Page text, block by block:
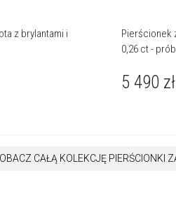
z brylantami i
Pierścionek
0,26 ct -
5 490 zł
CAŁĄ KOLEKCJĘ PIERŚCIONKI